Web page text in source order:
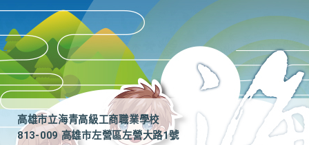
高雄市立海青高級工商職業學校
813-009 高雄市左營區左營大路1號